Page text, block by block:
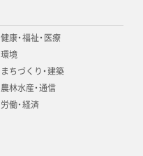
健康・福祉・医療
環境
まちづくり・建築
農林水産・通信
労働・経済